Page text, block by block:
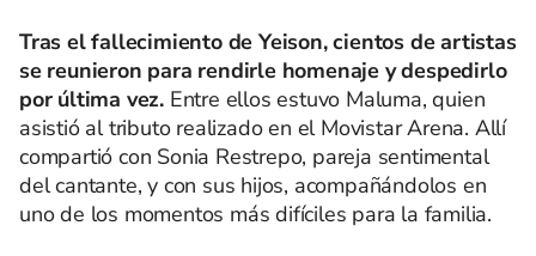
Tras el fallecimiento de Yeison, cientos de artistas
se reunieron para rendirle homenaje y despedirlo
por última vez. Entre ellos estuvo Maluma, quien
asistió al tributo realizado en el Movistar Arena. Allí
compartió con Sonia Restrepo, pareja sentimental
del cantante, y con sus hijos, acompañándolos en
uno de los momentos más difíciles para la familia.